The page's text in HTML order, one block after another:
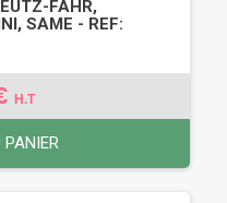
FAHR,
SAME - REF:
H.T